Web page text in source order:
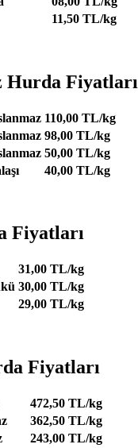
11,50 TL/kg
Hurda Fiyatları
110,00 TL/kg
98,00 TL/kg
50,00 TL/kg
40,00 TL/kg
Fiyatları
31,00 TL/kg
30,00 TL/kg
29,00 TL/kg
Fiyatları
472,50 TL/kg
362,50 TL/kg
243,00 TL/kg